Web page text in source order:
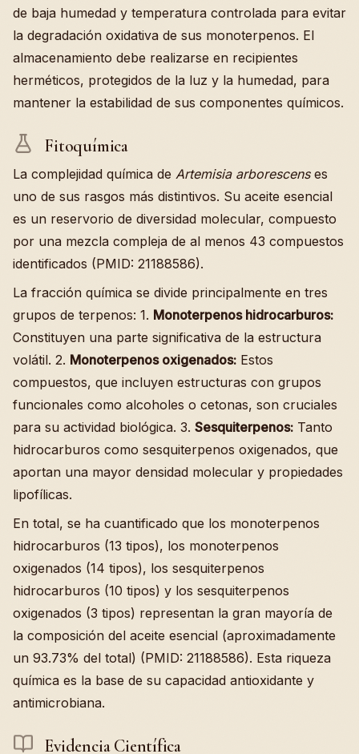
de baja humedad y temperatura controlada para evitar
la degradación oxidativa de sus monoterpenos. El
almacenamiento debe realizarse en recipientes
herméticos, protegidos de la luz y la humedad, para
mantener la estabilidad de sus componentes químicos.
Fitoquímica
La complejidad química de Artemisia arborescenses
uno de sus rasgos más distintivos. Su aceite esencial
es un reservorio de diversidad molecular, compuesto
por una mezcla compleja de al menos 43 compuestos
identificados (PMID: 21188586).
La fracción química se divide principalmente en tres
grupos de terpenos: 1. Monoterpenos hidrocarburos:
Constituyen una parte significativa de la estructura
volátil. 2. Monoterpenos oxigenados: Estos
compuestos, que incluyen estructuras con grupos
funcionales como alcoholes o cetonas, son cruciales
para su actividad biológica. 3. Sesquiterpenos: Tanto
hidrocarburos como sesquiterpenos oxigenados, que
aportan una mayor densidad molecular y propiedades
lipofílicas.
En total, se ha cuantificado que los monoterpenos
hidrocarburos (13 tipos), los monoterpenos
oxigenados (14 tipos), los sesquiterpenos
hidrocarburos (10 tipos) y los sesquiterpenos
oxigenados (3 tipos) representan la gran mayoría de
la composición del aceite esencial (aproximadamente
un 93.73% del total) (PMID: 21188586). Esta riqueza
química es la base de su capacidad antioxidante y
antimicrobiana.
Evidencia Científica